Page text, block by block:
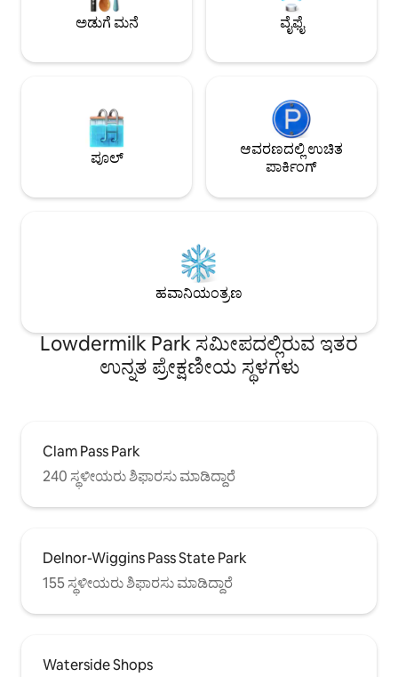
ಹಂಚಿಕೆಯ ಕೋರ್ಟ್‌ನಲ್ಲಿ ಪಿಕಲ್‌ಬಾಲ್ ಆನಂದಿಸಿ
ಅಥವಾ ನಮ್ಮ ಬೈಕ್‌ಗಳಲ್ಲಿ ಒಂದನ್ನು ಓಡಿಸಿ ಹತ್ತಿರದ
ರೆಸ್ಟೋರೆಂಟ್‌ಗಳಿಗೆ ಹೋಗಿ!
ಬ್ಯಾಸ್ಕೆಟ್‌ಬಾಲ್ ಅನ್ನು
ಊಟ ಮತ್ತು
ಅಡುಗೆ ಮನೆ ವೈಫೈ
ಪೂಲ್
ಆವರಣದಲ್ಲಿ ಉಚಿತ
ಪಾರ್ಕಿಂಗ್
ಹವಾನಿಯಂತ್ರಣ
Lowdermilk Park ಸಮೀಪದಲ್ಲಿರುವ ಇತರ
ಉನ್ನತ ಪ್ರೇಕ್ಷಣೀಯ ಸ್ಥಳಗಳು
Clam Pass Park
240 ಸ್ಥಳೀಯರು ಶಿಫಾರಸು ಮಾಡಿದ್ದಾರೆ
Delnor-Wiggins Pass State Park
155 ಸ್ಥಳೀಯರು ಶಿಫಾರಸು ಮಾಡಿದ್ದಾರೆ
Waterside Shops